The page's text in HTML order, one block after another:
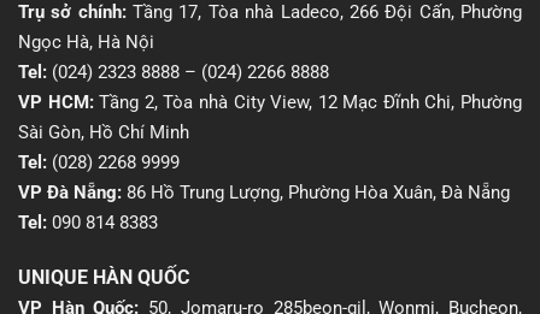
Trụ sở chính:Tầng 17, Tòa nhà Ladeco, 266 Đội Cấn, Phường
Ngọc Hà, Hà Nội
Tel: (024) 2323 8888 – (024) 2266 8888
VP HCM:Tầng 2, Tòa nhà City View, 12 Mạc Đĩnh Chi, Phường
Sài Gòn, Hồ Chí Minh
Tel: (028) 2268 9999
VP Đà Nẵng: 86 Hồ Trung Lượng, Phường Hòa Xuân, Đà Nẵng
Tel: 090 814 8383
UNIQUE HÀN QUỐC
VP Hàn Quốc: 50, Jomaru-ro 285beon-gil, Wonmi, Bucheon,